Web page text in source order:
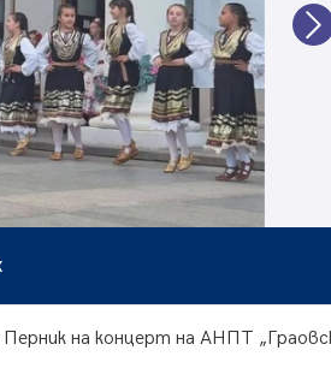
на концерт на АНПТ